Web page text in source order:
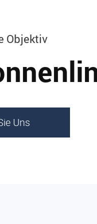
Objektiv
Uns